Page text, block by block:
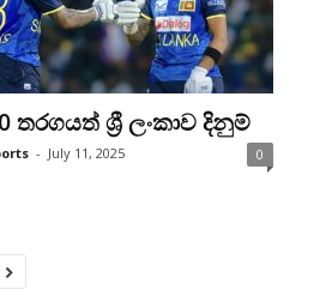
තරගයත් ශ්‍රී ලංකාව දිනුම්
- July 11, 2025 0